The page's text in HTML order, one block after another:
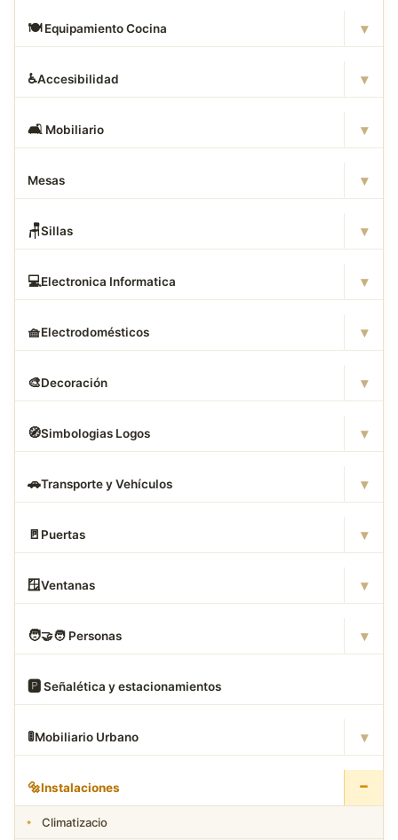
🍽️ Equipamiento Cocina ▾
♿Accesibilidad ▾
🛋 ️ Mobiliario ▾
Mesas ▾
🪑Sillas ▾
💻Electronica Informatica ▾
🧺Electrodomésticos ▾
🎨Decoración ▾
🧭Simbologias Logos ▾
🚗Transporte y Vehículos ▾
🚪 Puertas ▾
🪟Ventanas ▾
🧑‍🤝‍🧑 Personas ▾
🅿️ Señalética y estacionamientos
🚦Mobiliario Urbano ▾
🔩Instalaciones −
Climatizacio